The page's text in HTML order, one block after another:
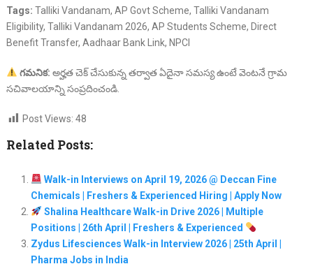
Tags: Talliki Vandanam, AP Govt Scheme, Talliki Vandanam
Eligibility, Talliki Vandanam 2026, AP Students Scheme, Direct
Benefit Transfer, Aadhaar Bank Link, NPCI
గమనిక: అర్హత చెక్ చేసుకున్న తర్వాత ఏదైనా సమస్య ఉంటే వెంటనే గ్రామ
సచివాలయాన్ని సంప్రదించండి.
Post Views: 48
Related Posts:
Walk-in Interviews on April 19, 2026 @ Deccan Fine
Chemicals | Freshers & Experienced Hiring | Apply Now
Shalina Healthcare Walk-in Drive 2026 | Multiple
Positions | 26th April | Freshers & Experienced
Zydus Lifesciences Walk-in Interview 2026 | 25th April |
Pharma Jobs in India